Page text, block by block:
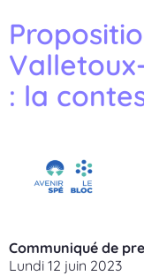
: la
Communiqué de
Lundi 12 juin 2023